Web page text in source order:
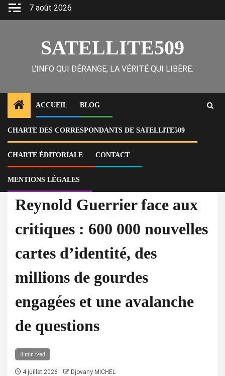
Skip
7 août 2026
SATELLITE509
L'INFO QUI DÉRANGE, LA VÉRITÉ QUI LIBÈRE.
ACCUEIL BLOG
CHARTE DES CORRESPONDANTS DE SATELLITE509
CHARTE ÉDITORIALE CONTACT
MENTIONS LÉGALES
Home
Actu
Reynold Guerrier face aux critiques : 600 000 nouvelles cartes d’identité,
des millions de gourdes engagées et une avalanche de questions
À la Une Actu Corruption
Reynold Guerrier face aux
critiques : 600 000 nouvelles
cartes d’identité, des
millions de gourdes
engagées et une avalanche
de questions
4 min read
4 juillet 2026 Djovany MICHEL